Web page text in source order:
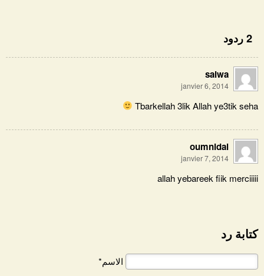
2 ردود
salwa
janvier 6, 2014
Tbarkellah 3lik Allah ye3tik seha
oumnidal
janvier 7, 2014
allah yebareek fiik merciiiii
كتابة رد
الاسم*